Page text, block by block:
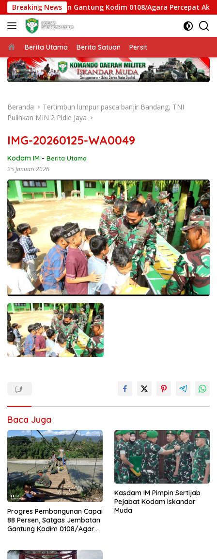
Langsung
ke
konten
Breaking News
Jembatan Gantung Kodim 0108/Agara Percepat Akses
Beranda
Berita Utama Berita Satuan Persit
Beranda
Tertimbun lumpur pasca banjir Bandang, TNI
Pulihkan MIN 2 Pidie Jaya
IMG-20260125-WA0049
Kodam IM - Berita Utama
25 Januari 2026
Baca Juga
Progres Pembangunan Capai
88 Persen, Satgas Jembatan
Gantung Kodim 0108/Agara
Kasdam IM Pimpin Sertijab
Pejabat Kodam Iskandar
Muda